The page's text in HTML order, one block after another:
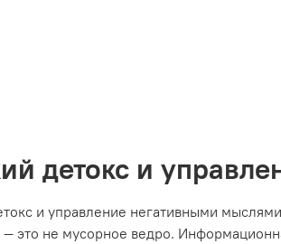
детокс и
и управление негативными
не мусорное ведро.